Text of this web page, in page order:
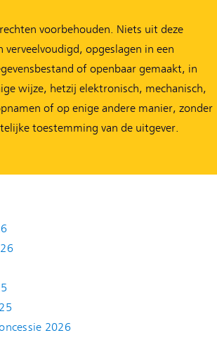
voorbehouden. Niets uit deze
verveelvoudigd, opgeslagen in een
of openbaar gemaakt, in
wijze, hetzij elektronisch, mechanisch,
of op enige andere manier, zonder
toestemming van de uitgever.
2026